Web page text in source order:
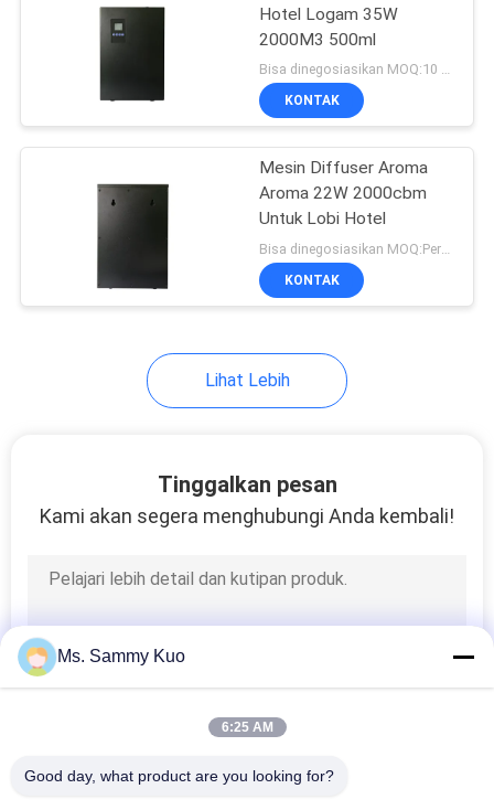
Diffuser Udara Mobil
Mesin Pengharum
Pengharum
Ruangan Otomatis
Hotel Logam 35W
2000M3 500ml
Bisa dinegosiasikan MOQ:10 buah
KONTAK
Mesin Diffuser Aroma
Aroma 22W 2000cbm
Untuk Lobi Hotel
Bisa dinegosiasikan MOQ:Perundingan
KONTAK
Lihat Lebih
Tinggalkan pesan
Kami akan segera menghubungi Anda kembali!
Ms. Sammy Kuo
6:25 AM
Good day, what product are you looking for?